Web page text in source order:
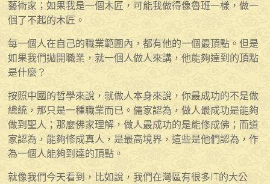
藝術家；如果我是一個木匠，可能我做得像魯班一樣，做一
個了不起的木匠。
每一個人在自己的職業範圍內，都有他的一個最頂點。但是
如果我們拋開職業，就一個人做人來講，他能夠達到的頂點
是什麼？
按照中國的哲學來說，就做人本身來說，你最成功的不是做
總統，那只是一種職業而已。儒家認為，做人最成功是能夠
做到聖人；那麼佛家理解，做人最成功的是能修成佛；而道
家認為，能夠修成真人，是最高境界，這些是他們認為，作
為一個人能夠到達的頂點。
就像我們今天看到，比如說，我們在灣區有很多IT的大公